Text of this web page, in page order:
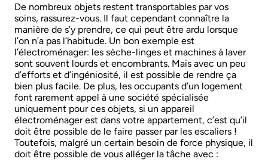
De nombreux objets restent transportables par vos
soins, rassurez-vous. Il faut cependant connaître la
manière de s’y prendre, ce qui peut être ardu lorsque
l’on n’a pas l’habitude. Un bon exemple est
l’électroménager: les sèche-linges et machines à laver
sont souvent lourds et encombrants. Mais avec un peu
d’efforts et d’ingéniosité, il est possible de rendre ça
bien plus facile. De plus, les occupants d’un logement
font rarement appel à une société spécialisée
uniquement pour ces objets, si un appareil
électroménager est dans votre appartement, c’est qu’il
doit être possible de le faire passer par les escaliers !
Toutefois, malgré un certain besoin de force physique, il
doit être possible de vous alléger la tâche avec :